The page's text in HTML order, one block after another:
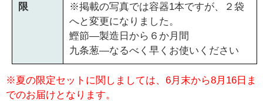
限
※掲載の写真では容器1本ですが、２袋
へと変更になりました。
鰹節―製造日から６か月間
九条葱―なるべく早くお使いください
※夏の限定セットに関しましては、6月末から8月16日ま
でのお届けとなります。